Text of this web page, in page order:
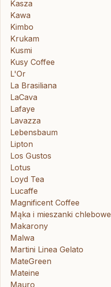
Kasza
Kawa
Kimbo
Krukam
Kusmi
Kusy Coffee
L'Or
La Brasiliana
LaCava
Lafaye
Lavazza
Lebensbaum
Lipton
Los Gustos
Lotus
Loyd Tea
Lucaffe
Magnificent Coffee
Mąka i mieszanki chlebowe
Makarony
Malwa
Martini Linea Gelato
MateGreen
Mateine
Mauro